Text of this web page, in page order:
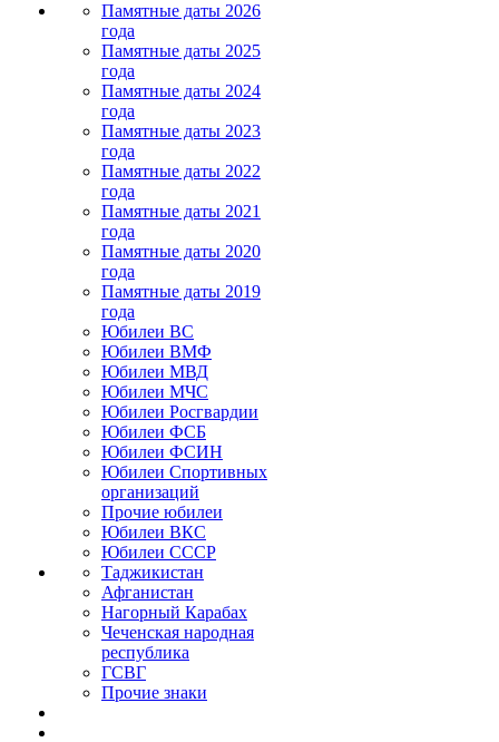
Памятные даты 2026
года
Памятные даты 2025
года
Памятные даты 2024
года
Памятные даты 2023
года
Памятные даты 2022
года
Памятные даты 2021
года
Памятные даты 2020
года
Памятные даты 2019
года
Юбилеи ВС
Юбилеи ВМФ
Юбилеи МВД
Юбилеи МЧС
Юбилеи Росгвардии
Юбилеи ФСБ
Юбилеи ФСИН
Юбилеи Спортивных
организаций
Прочие юбилеи
Юбилеи ВКС
Юбилеи СССР
Таджикистан
Афганистан
Нагорный Карабах
Чеченская народная
республика
ГСВГ
Прочие знаки